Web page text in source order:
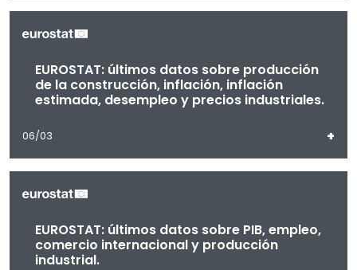
EUROSTAT: últimos datos sobre producción
de la construcción, inflación, inflación
estimada, desempleo y precios industriales.
06/03 +
EUROSTAT: últimos datos sobre PIB, empleo,
comercio internacional y producción
industrial.